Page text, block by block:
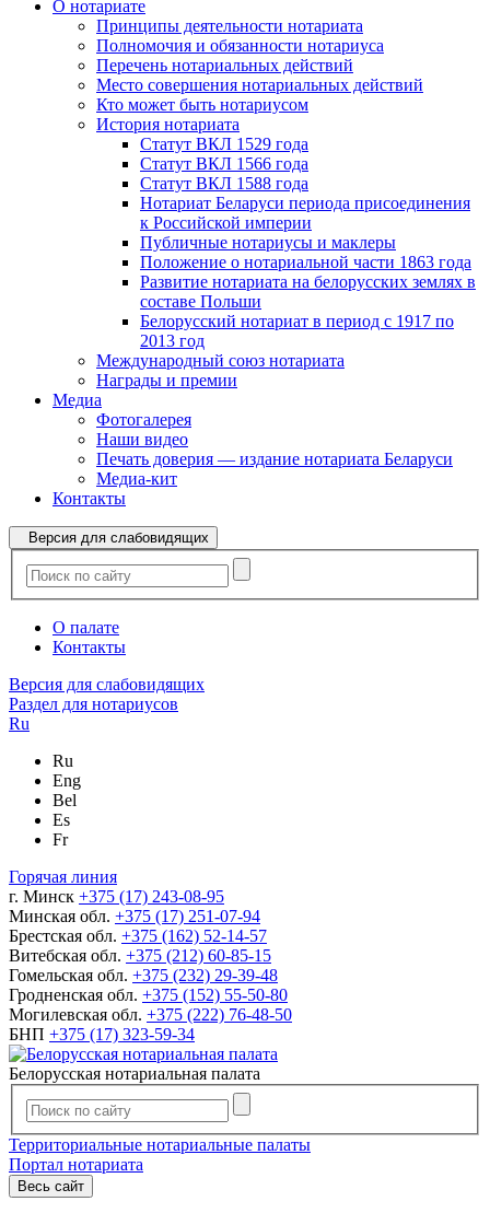
О нотариате
Принципы деятельности нотариата
Полномочия и обязанности нотариуса
Перечень нотариальных действий
Место совершения нотариальных действий
Кто может быть нотариусом
История нотариата
Статут ВКЛ 1529 года
Статут ВКЛ 1566 года
Статут ВКЛ 1588 года
Нотариат Беларуси периода присоединения
к Российской империи
Публичные нотариусы и маклеры
Положение о нотариальной части 1863 года
Развитие нотариата на белорусских землях в
составе Польши
Белорусский нотариат в период с 1917 по
2013 год
Международный союз нотариата
Награды и премии
Медиа
Фотогалерея
Наши видео
Печать доверия — издание нотариата Беларуси
Медиа-кит
Контакты
Версия для слабовидящих
О палате
Контакты
Версия для слабовидящих
Раздел для нотариусов
Ru
Ru
Eng
Bel
Es
Fr
Горячая линия
г. Минск +375 (17) 243-08-95
Минская обл. +375 (17) 251-07-94
Брестская обл. +375 (162) 52-14-57
Витебская обл. +375 (212) 60-85-15
Гомельская обл. +375 (232) 29-39-48
Гродненская обл. +375 (152) 55-50-80
Могилевская обл. +375 (222) 76-48-50
БНП +375 (17) 323-59-34
Белорусская нотариальная палата
Территориальные нотариальные палаты
Портал нотариата
Весь сайт